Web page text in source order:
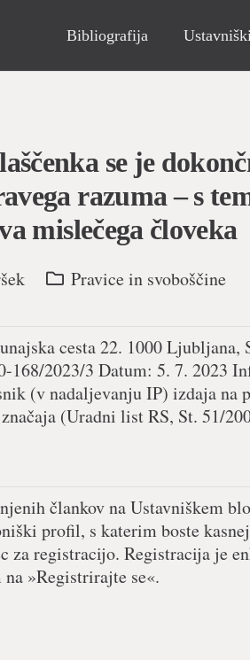
Bibliografija
se je
razuma – s
mislečega človeka
Pravice in svoboščine
cesta 22. 1000 Ljubljana,
2023/3 Datum: 5. 7. 2023
(v nadaljevanju IP) izdaja na
(Uradni list RS, St. 51/
člankov na Ustavniškem
profil, s katerim boste
registracijo. Registracija je
»Registrirajte se«.